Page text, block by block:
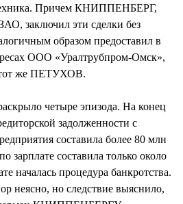
техника. Причем КНИППЕНБЕРГ,
заключил эти сделки без
образом предоставил в
ООО «Уралтрубпром-Омск»,
тот же ПЕТУХОВ.
четыре эпизода. На конец
задолженности с
составила более 80 млн
зарплате составила только около
началась процедура банкротства.
неясно, но следствие выяснило,